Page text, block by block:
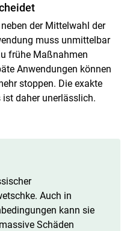
der Mittelwahl der
muss unmittelbar
frühe Maßnahmen
Anwendungen können
stoppen. Die exakte
daher unerlässlich.
Auch in
kann sie
Schäden